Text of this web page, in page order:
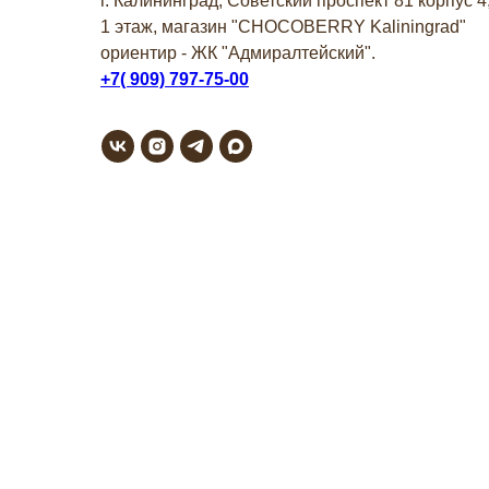
1 этаж, магазин "СHOCOBERRY Kaliningrad"
ориентир - ЖК "Адмиралтейский".
+7( 909) 797-75-00